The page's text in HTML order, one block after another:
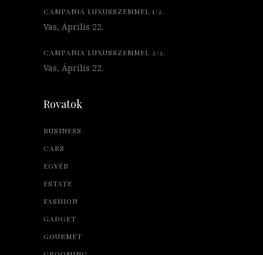
CAMPANIA LUXUSSZEMMEL 1/2.
Vas, Április 22.
CAMPANIA LUXUSSZEMMEL 2/2.
Vas, Április 22.
Rovatok
BUSINESS
CARS
EGYÉB
ESTATE
FASHION
GADGET
GOURMET